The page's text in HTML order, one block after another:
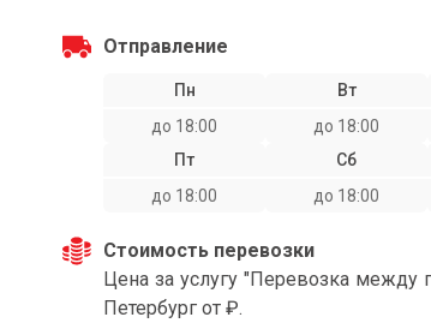
Отправление
Пн
до 18:00
Вт
до 18:00
Пт
до 18:00
Сб
до 18:00
Стоимость перевозки
Цена за услугу "Перевозка
Петербург от ₽.